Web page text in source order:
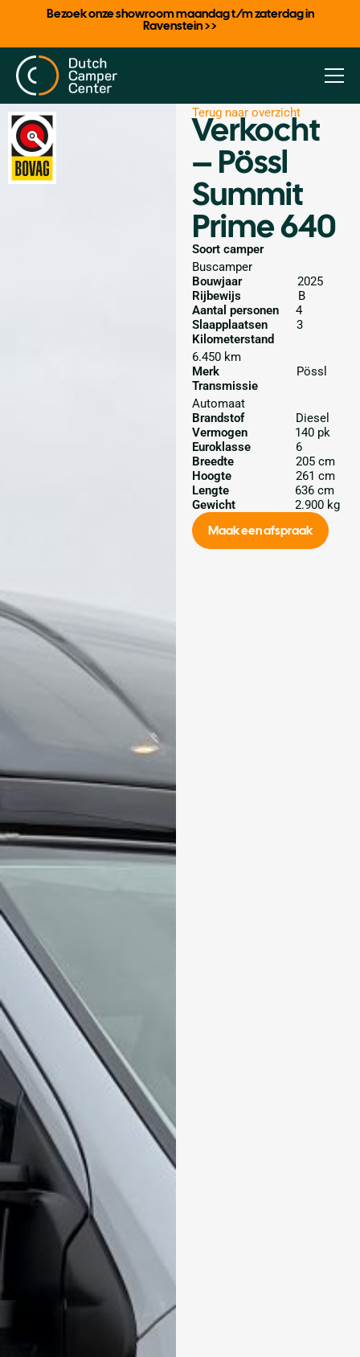
Bezoek onze showroom maandag t/m zaterdag in
Ravenstein >>
Terug naar overzicht
Verkocht
– Pössl
Summit
Prime 640
Soort camper
Buscamper
Bouwjaar
2025
Rijbewijs
B
Aantal personen
4
Slaapplaatsen
3
Kilometerstand
6.450 km
Merk
Pössl
Transmissie
Automaat
Brandstof
Diesel
Vermogen
140 pk
Euroklasse
6
Breedte
205 cm
Hoogte
261 cm
Lengte
636 cm
Gewicht
2.900 kg
Maak een afspraak